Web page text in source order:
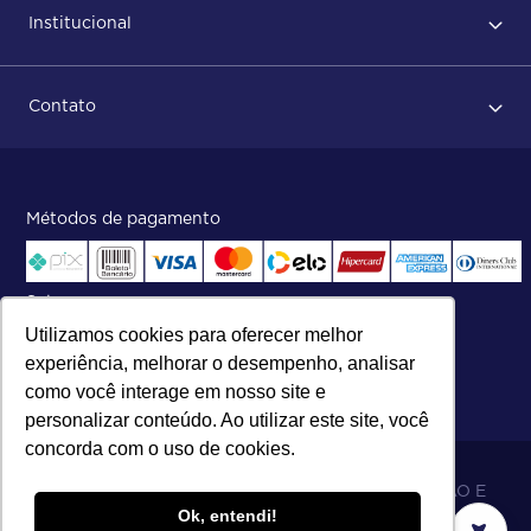
Utilizamos cookies para oferecer melhor
experiência, melhorar o desempenho, analisar
como você interage em nosso site e
personalizar conteúdo. Ao utilizar este site, você
concorda com o uso de cookies.
Ok, entendi!
Após conclusão do pedido
Status do pedido e acompanhamento da entrega
Institucional
ISO
Contato
Central de atendimento:
Telefone:(27) 2121-9000
Segunda a Sexta das 8h às 17h30
Métodos de pagamento
Selos
06.698.001/0002-19 - MB 5 COMÉRCIO IMPORTAÇÃO E